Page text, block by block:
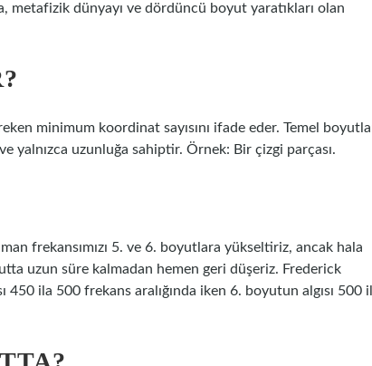
metafizik dünyayı ve dördüncü boyut yaratıkları olan
minimum koordinat sayısını ifade eder. Temel
yalnızca uzunluğa sahiptir. Örnek: Bir çizgi parçası.
frekansımızı 5. ve 6. boyutlara yükseltiriz, ancak hala
uzun süre kalmadan hemen geri düşeriz. Frederick
450 ila 500 frekans aralığında iken 6. boyutun algısı 500